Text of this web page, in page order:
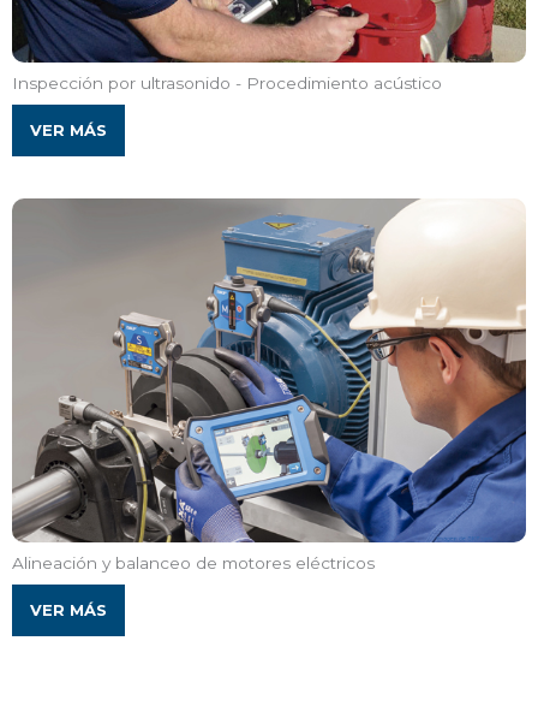
Inspección por ultrasonido - Procedimiento acústico
VER MÁS
Alineación y balanceo de motores eléctricos
VER MÁS